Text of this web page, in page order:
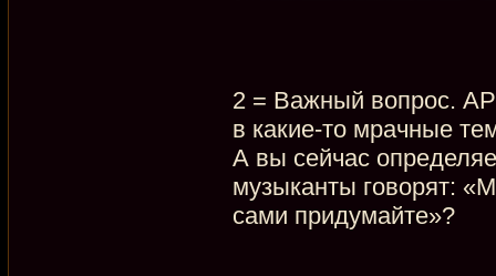
2 = Важный вопрос.
в какие-то мрачные
А вы сейчас
музыканты говорят:
сами придумайте»?